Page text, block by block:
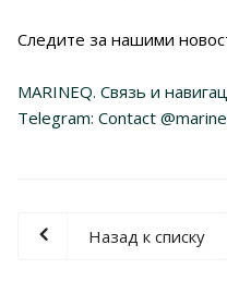
Следите за нашими
MARINEQ. Связь и
Telegram: Contact
Назад к списку